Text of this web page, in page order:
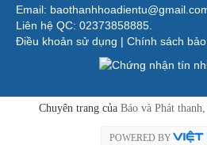
Email:
Liên hệ QC: 02373858885.
Điều khoản sử dụng | Chính sách
Chuyên trang của Báo và Phát
POWERED BY